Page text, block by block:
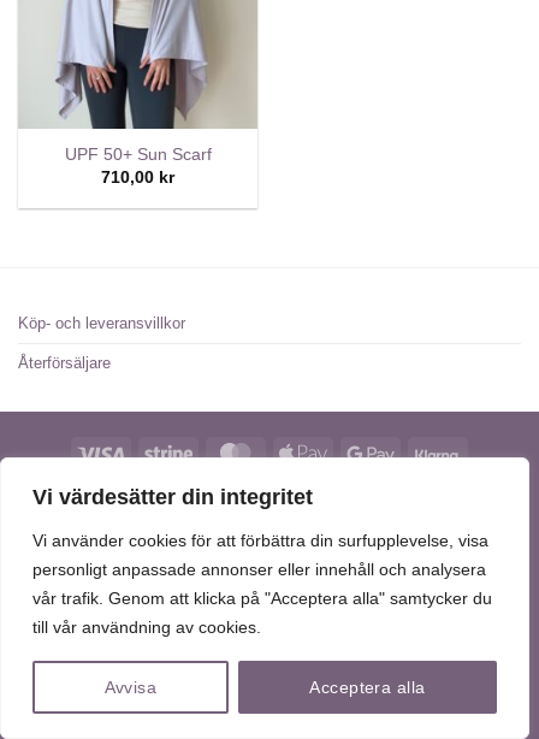
Vi värdesätter din integritet
Vi använder cookies för att förbättra din surfupplevelse, visa
personligt anpassade annonser eller innehåll och analysera
vår trafik. Genom att klicka på "Acceptera alla" samtycker du
till vår användning av cookies.
Avvisa Acceptera alla
UPF 50+ Sun Scarf
710,00 kr
Köp- och leveransvillkor
Återförsäljare
Visa Stripe MasterCardApple
Google
Copyright 2026 ©Bluestone Sunshields